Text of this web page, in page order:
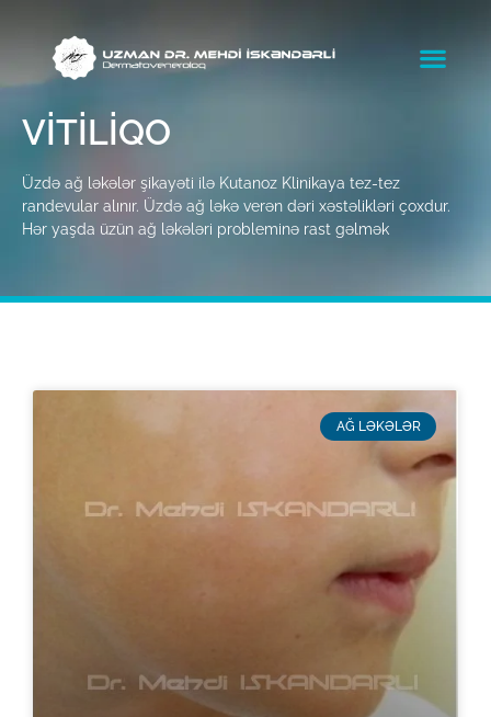
VITILIQO
Üzdə ağ ləkələr şikayəti ilə Kutanoz Klinikaya tez-tez
randevular alınır. Üzdə ağ ləkə verən dəri xəstəlikləri çoxdur.
Hər yaşda üzün ağ ləkələri probleminə rast gəlmək
AĞ LƏKƏLƏR